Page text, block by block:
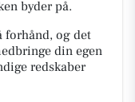
byder på.
forhånd, og det
din egen
redskaber